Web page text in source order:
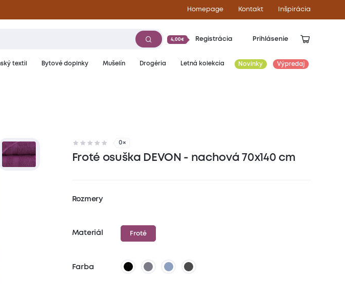
Homepage Kontakt Inšpirácia
4,00€ Registrácia Prihlásenie
textil Bytové doplnky Mušelín Drogéria Letná kolekcia Novinky Výpredaj
0×
Froté osuška DEVON - nachová 70x140 cm
Rozmery
Materiál Froté
Farba